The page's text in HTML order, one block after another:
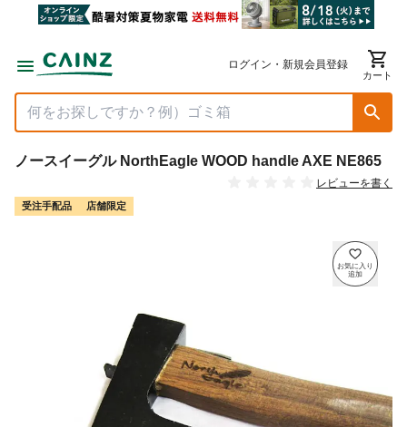
ログイン・新規会員登録
カート
ノースイーグル NorthEagle WOOD handle AXE NE865
レビューを書く
受注手配品 店舗限定